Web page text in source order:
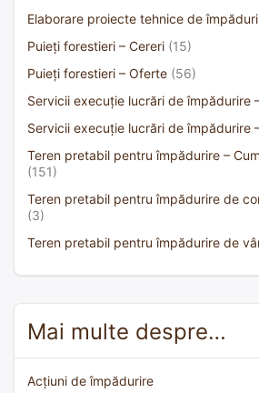
Elaborare proiecte tehnice de
Puieți forestieri – Cereri (15)
Puieți forestieri – Oferte (56)
Servicii execuție lucrări de împădurire
Servicii execuție lucrări de împădurire
Teren pretabil pentru împădurire –
(151)
Teren pretabil pentru împădurire de
(3)
Teren pretabil pentru împădurire de
Mai multe despre…
Acțiuni de împădurire